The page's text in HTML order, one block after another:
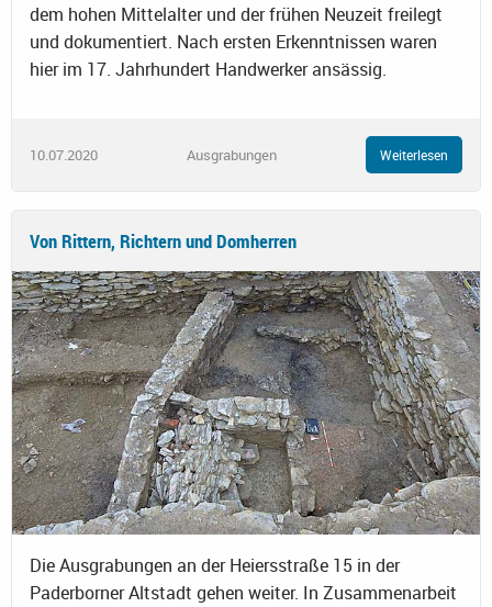
dem hohen Mittelalter und der frühen Neuzeit freilegt
und dokumentiert. Nach ersten Erkenntnissen waren
hier im 17. Jahrhundert Handwerker ansässig.
10.07.2020 Ausgrabungen Weiterlesen
Von Rittern, Richtern und Domherren
Die Ausgrabungen an der Heiersstraße 15 in der
Paderborner Altstadt gehen weiter. In Zusammenarbeit